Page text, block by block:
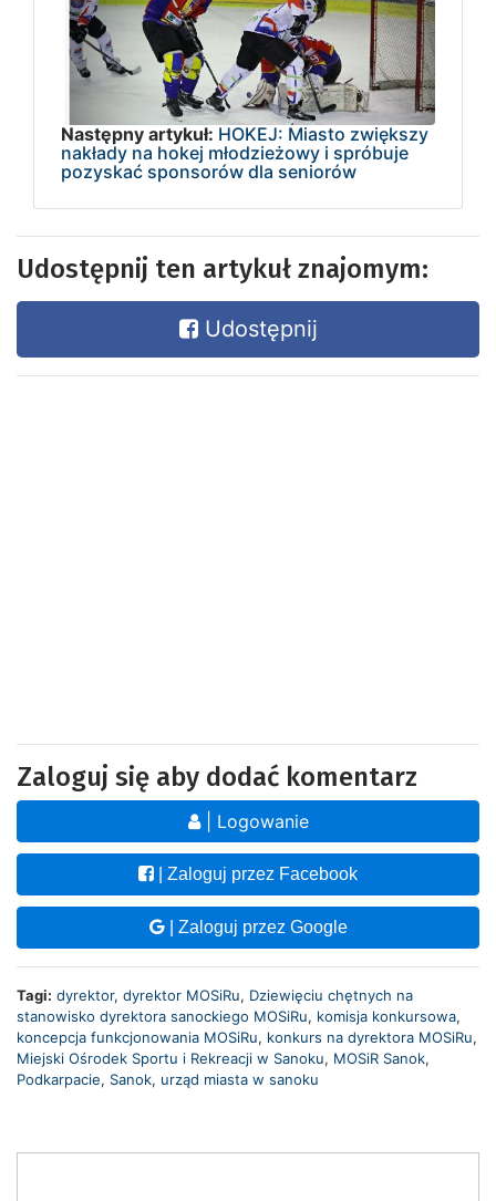
Następny artykuł: HOKEJ: Miasto zwiększy
nakłady na hokej młodzieżowy i spróbuje
pozyskać sponsorów dla seniorów
Udostępnij ten artykuł znajomym:
Udostępnij
Zaloguj się aby dodać komentarz
| Logowanie
| Zaloguj przez Facebook
| Zaloguj przez Google
Tagi: dyrektor, dyrektor MOSiRu, Dziewięciu chętnych na
stanowisko dyrektora sanockiego MOSiRu, komisja konkursowa,
koncepcja funkcjonowania MOSiRu, konkurs na dyrektora MOSiRu,
Miejski Ośrodek Sportu i Rekreacji w Sanoku, MOSiR Sanok,
Podkarpacie, Sanok, urząd miasta w sanoku